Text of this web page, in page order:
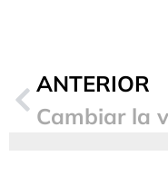
ANTERIOR